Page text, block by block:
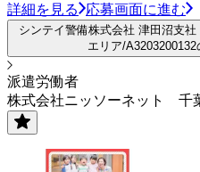
詳細を見る 応募画面に進む
シンテイ警備株式会社 津田沼支
エリア/
派遣労働者
株式会社ニッソーネット 千